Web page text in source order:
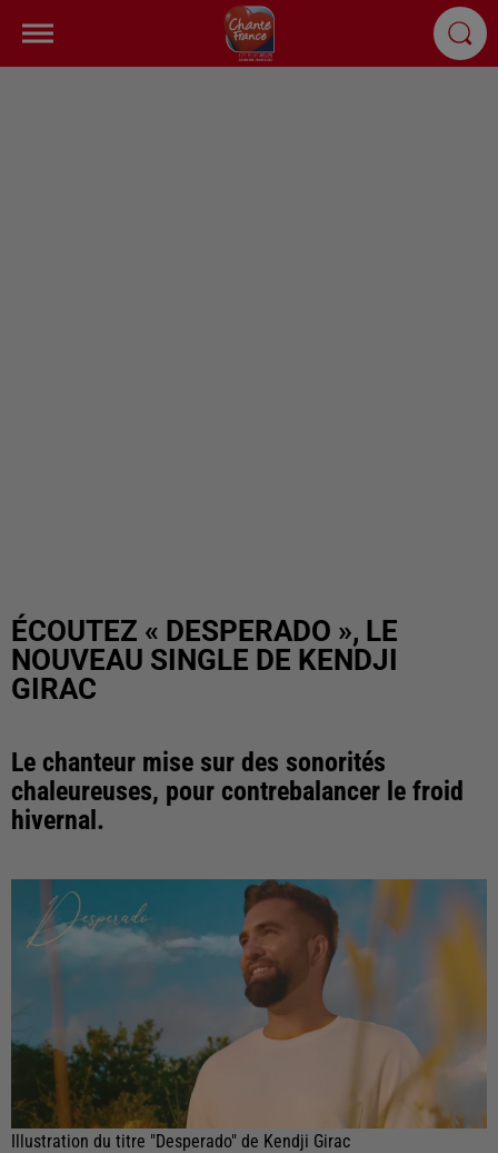
ÉCOUTEZ « DESPERADO », LE
NOUVEAU SINGLE DE KENDJI
GIRAC
Le chanteur mise sur des sonorités
chaleureuses, pour contrebalancer le froid
hivernal.
Illustration du titre "Desperado" de Kendji Girac